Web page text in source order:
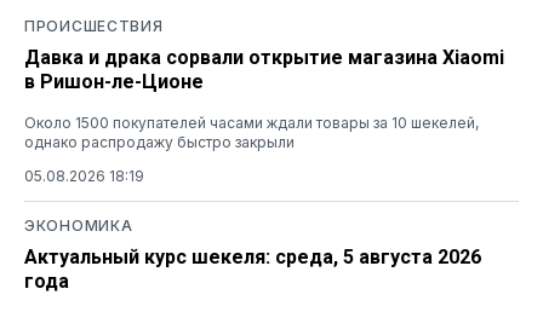
ПРОИСШЕСТВИЯ
Давка и драка сорвали открытие магазина Xiaomi
в Ришон-ле-Ционе
Около 1500 покупателей часами ждали товары за 10 шекелей,
однако распродажу быстро закрыли
05.08.2026 18:19
ЭКОНОМИКА
Актуальный курс шекеля: среда, 5 августа 2026
года